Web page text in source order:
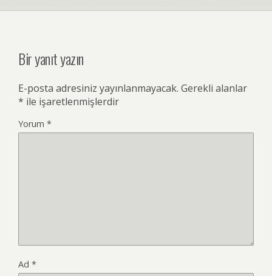
Bir yanıt yazın
E-posta adresiniz yayınlanmayacak. Gerekli alanlar
* ile işaretlenmişlerdir
Yorum *
Ad *